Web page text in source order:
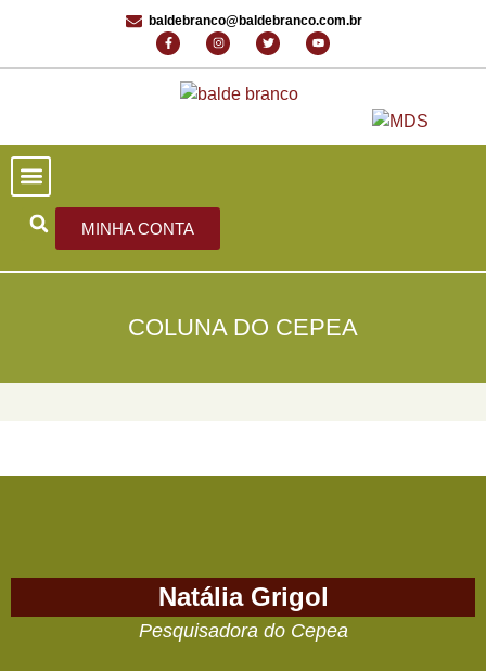
baldebranco@baldebranco.com.br
MINHA CONTA
COLUNA DO CEPEA
Natália Grigol
Pesquisadora do Cepea